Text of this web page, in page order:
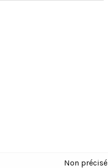
Non précisé